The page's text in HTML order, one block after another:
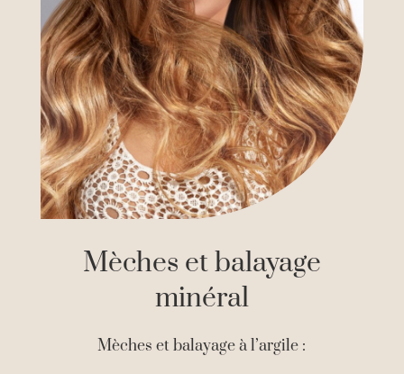
Mèches et balayage
minéral
Mèches et balayage à l’argile :